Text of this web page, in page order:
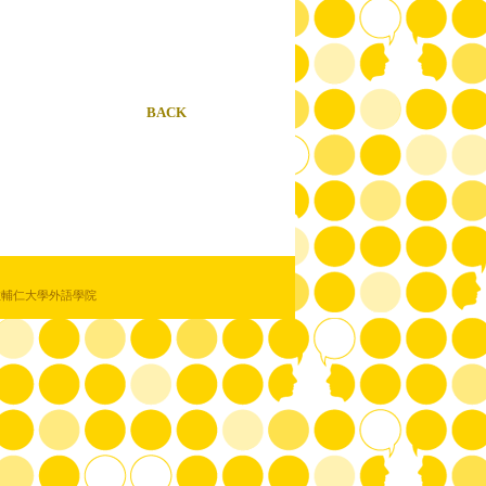
BACK
仁大學外語學院